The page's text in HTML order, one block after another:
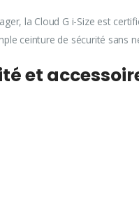
la Cloud G i-Size est
ceinture de sécurité sans
et